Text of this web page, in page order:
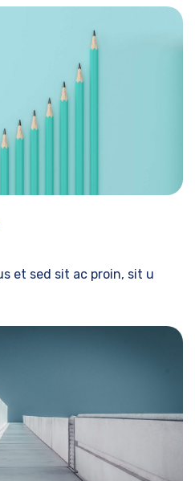
et sed sit ac proin, sit u